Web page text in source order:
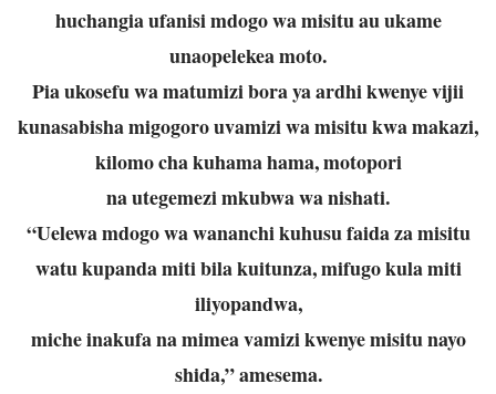
huchangia ufanisi mdogo wa misitu au ukame
unaopelekea moto.
Pia ukosefu wa matumizi bora ya ardhi kwenye vijii
kunasabisha migogoro uvamizi wa misitu kwa makazi,
kilomo cha kuhama hama, motopori
na utegemezi mkubwa wa nishati.
“Uelewa mdogo wa wananchi kuhusu faida za misitu
watu kupanda miti bila kuitunza, mifugo kula miti
iliyopandwa,
miche inakufa na mimea vamizi kwenye misitu nayo
shida,” amesema.